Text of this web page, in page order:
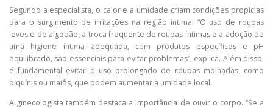
Segundo a especialista, o calor e a umidade criam condições propícias
para o surgimento de irritações na região íntima. “O uso de roupas
leves e de algodão, a troca frequente de roupas íntimas e a adoção de
uma higiene íntima adequada, com produtos específicos e pH
equilibrado, são essenciais para evitar problemas”, explica. Além disso,
é fundamental evitar o uso prolongado de roupas molhadas, como
biquínis ou maiôs, que podem aumentar a umidade local.
A ginecologista também destaca a importância de ouvir o corpo. “Se a